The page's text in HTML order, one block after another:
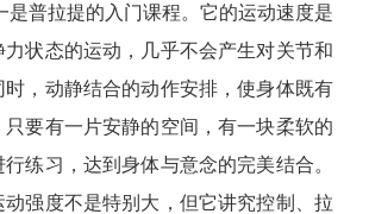
是普拉提的入门课程。它的运动速度是
状态的运动，几乎不会产生对关节和
时，动静结合的动作安排，使身体既有
只要有一片安静的空间，有一块柔软的
练习，达到身体与意念的完美结合。
强度不是特别大，但它讲究控制、拉